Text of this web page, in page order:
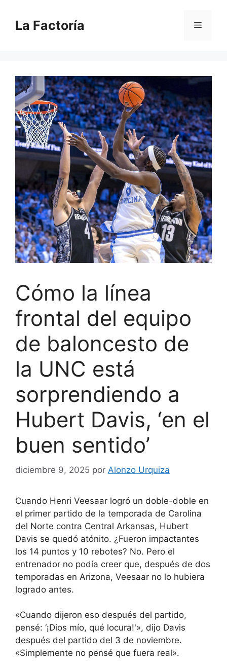
contenido
La Factoría Menú
Cómo la línea
frontal del equipo
de baloncesto de
la UNC está
sorprendiendo a
Hubert Davis, ‘en el
buen sentido’
diciembre 9, 2025 por Alonzo Urquiza
Cuando Henri Veesaar logró un doble-doble en
el primer partido de la temporada de Carolina
del Norte contra Central Arkansas, Hubert
Davis se quedó atónito. ¿Fueron impactantes
los 14 puntos y 10 rebotes? No. Pero el
entrenador no podía creer que, después de dos
temporadas en Arizona, Veesaar no lo hubiera
logrado antes.
«Cuando dijeron eso después del partido,
pensé: ‘¡Dios mío, qué locura!'», dijo Davis
después del partido del 3 de noviembre.
«Simplemente no pensé que fuera real».